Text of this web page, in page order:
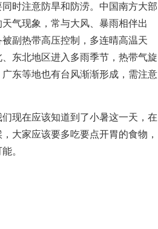
时注意防旱和防涝。中国南方大部
气现象，常与大风、暴雨相伴出
副热带高压控制，多连晴高温天
东北地区进入多雨季节，热带气旋
东等地也有台风渐渐形成，需注意
现在应该知道到了小暑这一天，在
大家应该要多吃要点开胃的食物，
。